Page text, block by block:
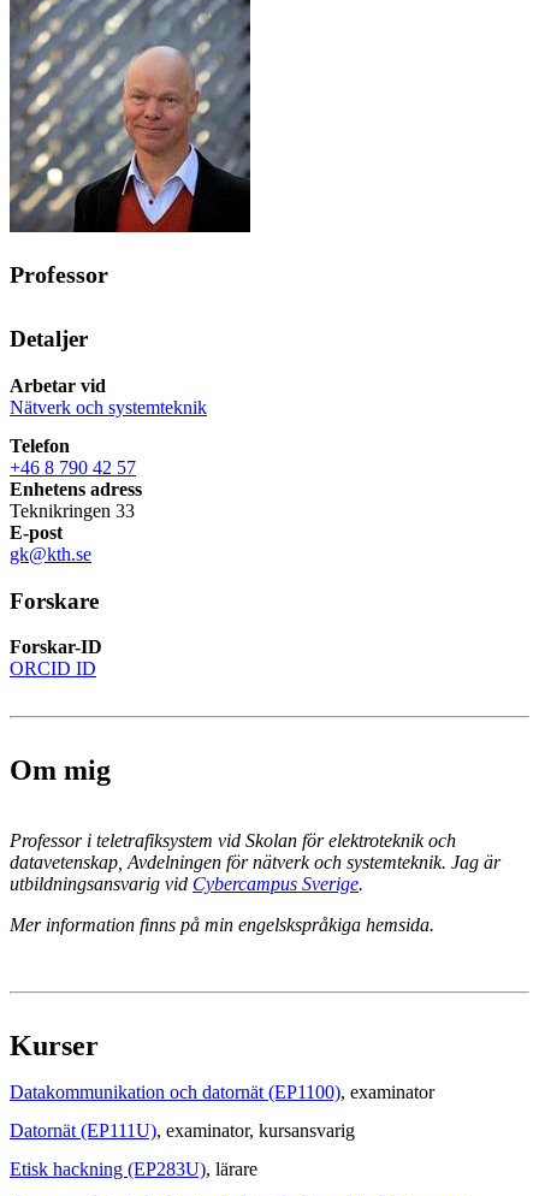
Professor
Detaljer
Arbetar vid
Nätverk och systemteknik
Telefon
+46 8 790 42 57
Enhetens adress
Teknikringen 33
E-post
gk@kth.se
Forskare
Forskar-ID
ORCID ID
Om mig
Professor i teletrafiksystem vid Skolan för elektroteknik och
datavetenskap, Avdelningen för nätverk och systemteknik. Jag är
utbildningsansvarig vid Cybercampus Sverige.
Mer information finns på min engelskspråkiga hemsida.
Kurser
Datakommunikation och datornät (EP1100), examinator
Datornät (EP111U), examinator, kursansvarig
Etisk hackning (EP283U), lärare